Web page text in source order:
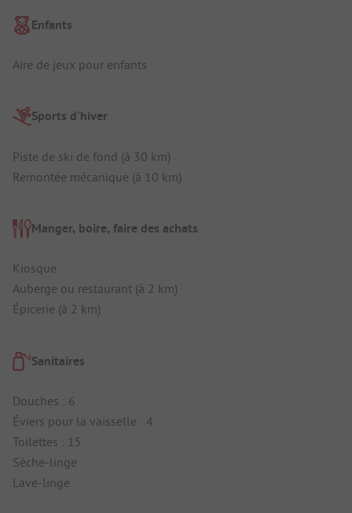
Enfants
Aire de jeux pour enfants
Sports d'hiver
Piste de ski de fond (à 30 km)
Remontée mécanique (à 10 km)
Manger, boire, faire des achats
Kiosque
Auberge ou restaurant (à 2 km)
Épicerie (à 2 km)
Sanitaires
Douches : 6
Éviers pour la vaisselle : 4
Toilettes : 15
Sèche-linge
Lave-linge